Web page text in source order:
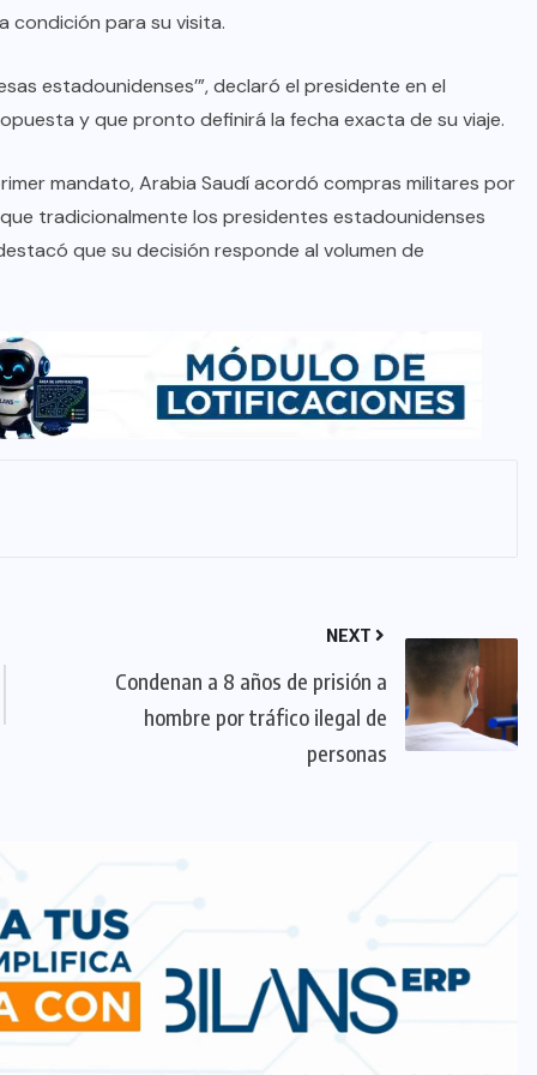
condición para su visita.
estadounidenses’”, declaró el presidente en el
y que pronto definirá la fecha exacta de su viaje.
mandato, Arabia Saudí acordó compras militares por
tradicionalmente los presidentes estadounidenses
que su decisión responde al volumen de
NEXT
Condenan a 8 años de prisión a
hombre por tráfico ilegal de
personas